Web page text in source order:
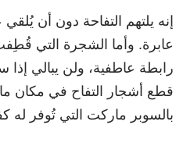
إنه يلتهم التفاحة دون أن
عابرة. وأما الشجرة التي قُطِفتْ
رابطة عاطفية، ولن يبالي
قطع أشجار التفاح في مكان
بالسوبر ماركت التي تُوفر له